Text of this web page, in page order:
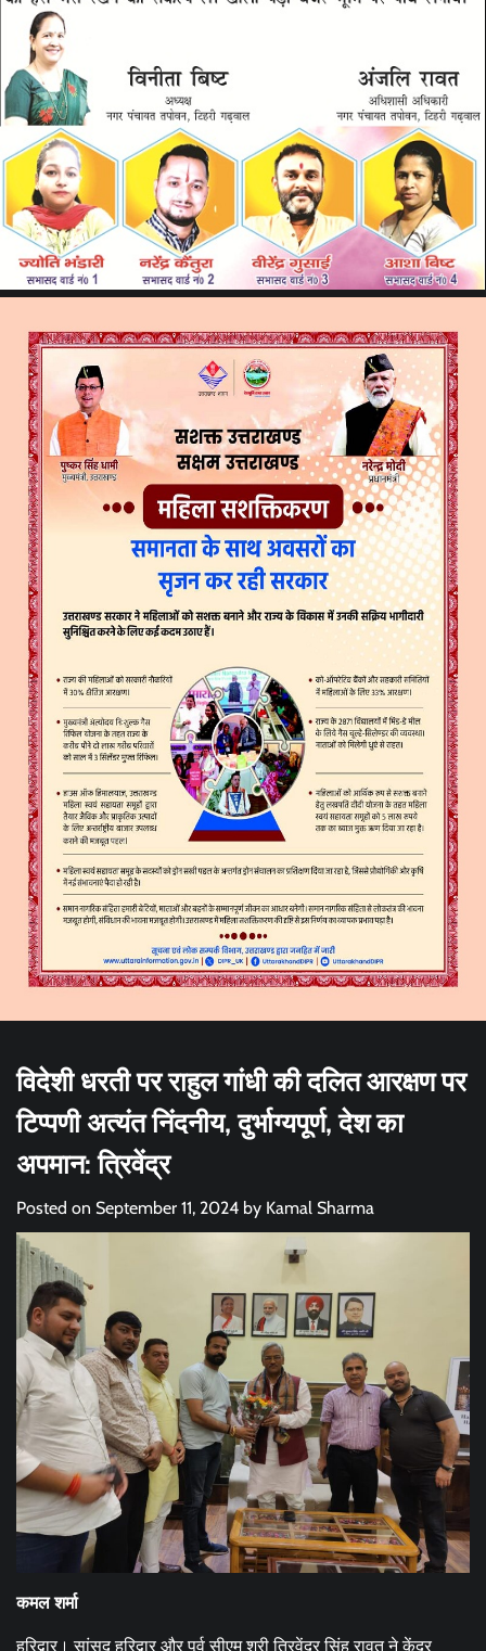
विदेशी धरती पर राहुल गांधी की दलित आरक्षण पर
टिप्पणी अत्यंत निंदनीय, दुर्भाग्यपूर्ण, देश का
अपमान: त्रिवेंद्र
Posted on September 11, 2024 by Kamal Sharma
कमल शर्मा
हरिद्वार। सांसद हरिद्वार और पूर्व सीएम श्री त्रिवेंद्र सिंह रावत ने केंद्र